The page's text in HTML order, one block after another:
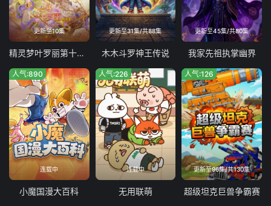
更新至10集
精灵梦叶罗丽第十一季（下）
更新至31集/共88集
木木斗罗神王传说
更新至45集/共80集
我家先祖执掌幽界
连载中
人气:890
小魔国漫大百科
连载中
人气:226
无用联萌
更新至96集/共130集
人气:126
超级坦克巨兽争霸赛